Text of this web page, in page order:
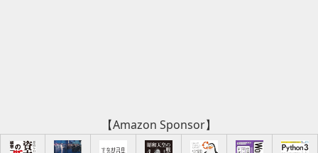
【Amazon Sponsor】